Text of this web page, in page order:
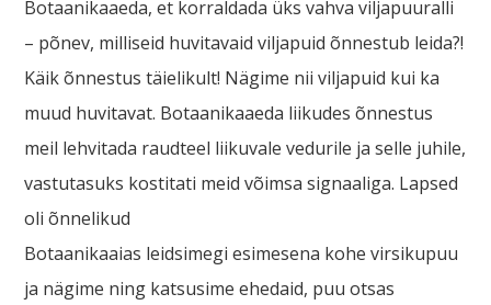
Botaanikaaeda, et korraldada üks vahva viljapuuralli
– põnev, milliseid huvitavaid viljapuid õnnestub leida?!
Käik õnnestus täielikult! Nägime nii viljapuid kui ka
muud huvitavat. Botaanikaaeda liikudes õnnestus
meil lehvitada raudteel liikuvale vedurile ja selle juhile,
vastutasuks kostitati meid võimsa signaaliga. Lapsed
oli õnnelikud
Botaanikaaias leidsimegi esimesena kohe virsikupuu
ja nägime ning katsusime ehedaid, puu otsas